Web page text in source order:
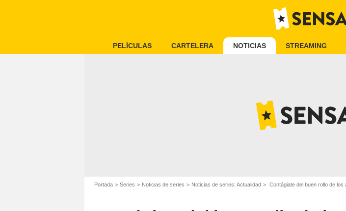
PELÍCULAS CARTELERA NOTICIAS STREAMING
Portada Series Noticias de series Noticias de series: Actualidad Contágiate del buen rollo de